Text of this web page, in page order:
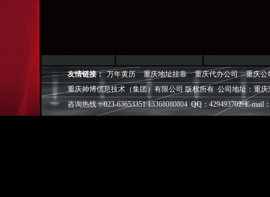
◎ 帅博 ——用灵魂来设计，
◎帅博——网络营销
◎帅博——专业的团队
◎帅博——让网站突显
友情链接： 万年黄历 重庆地址挂靠 重庆代办公司
重庆公
重庆帅博信息技术（集团）有限公司 版权所有 公司地址：重
咨询热线：023-63653351 13368080804 QQ：429493702 E-mail